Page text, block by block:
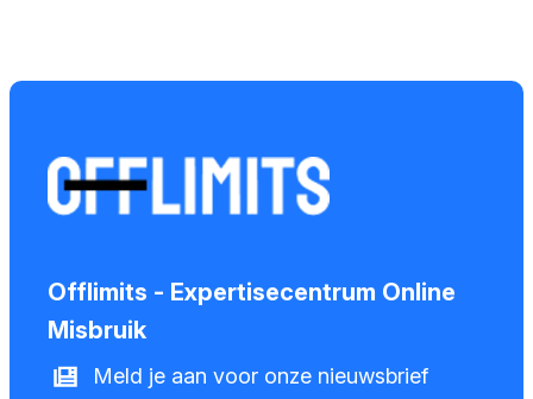
Offlimits - Expertisecentrum Online
Misbruik
Meld je aan voor onze nieuwsbrief